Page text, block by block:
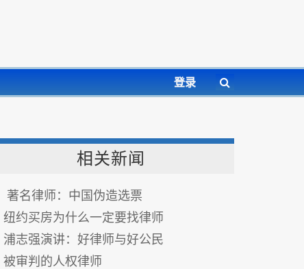
登录
相关新闻
著名律师：中国伪造选票
纽约买房为什么一定要找律师
浦志强演讲：好律师与好公民
被审判的人权律师